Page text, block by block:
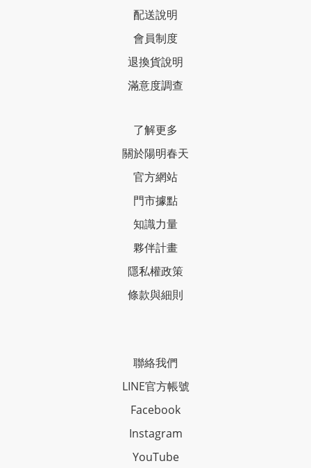
配送說明
會員制度
退換貨說明
滿意度調查
了解更多
關於陽明春天
官方網站
門市據點
知識力量
夥伴計畫
隱私權政策
條款與細則
聯絡我們
LINE官方帳號
Facebook
Instagram
YouTube